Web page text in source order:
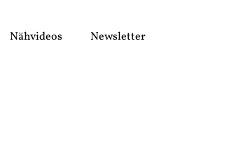
Nähvideos Newsletter